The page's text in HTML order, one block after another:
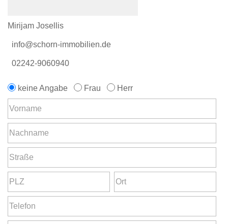
Mirijam Josellis
info@schorn-immobilien.de
02242-9060940
keine Angabe Frau Herr